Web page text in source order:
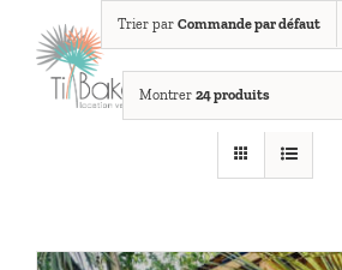
contenu
Trier par Commande par défaut
Montrer 24 produits